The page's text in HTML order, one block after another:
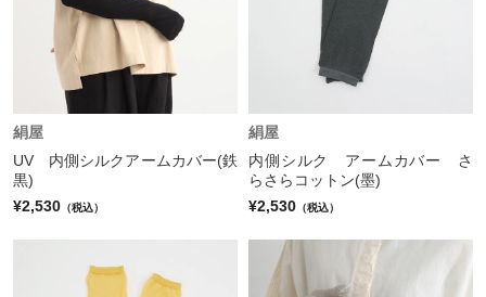
絹屋
UV 内側シルクアームカバー(鉄
黒)
¥2,530 （税込）
絹屋
内側シルク アームカバー さ
らさらコットン(墨)
¥2,530 （税込）